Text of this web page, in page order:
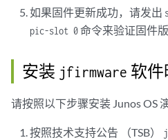
如果固件更新成功，请发出
pic-slot 0命令来验证固件版
安装 jfirmware 软件
请按照以下步骤安装 Junos OS
按照技术支持公告 （TSB）